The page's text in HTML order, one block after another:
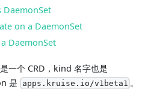
DaemonSet
on a DaemonSet
DaemonSet
是一个 CRD，kind 名字也是
是 apps.kruise.io/v1beta1 。